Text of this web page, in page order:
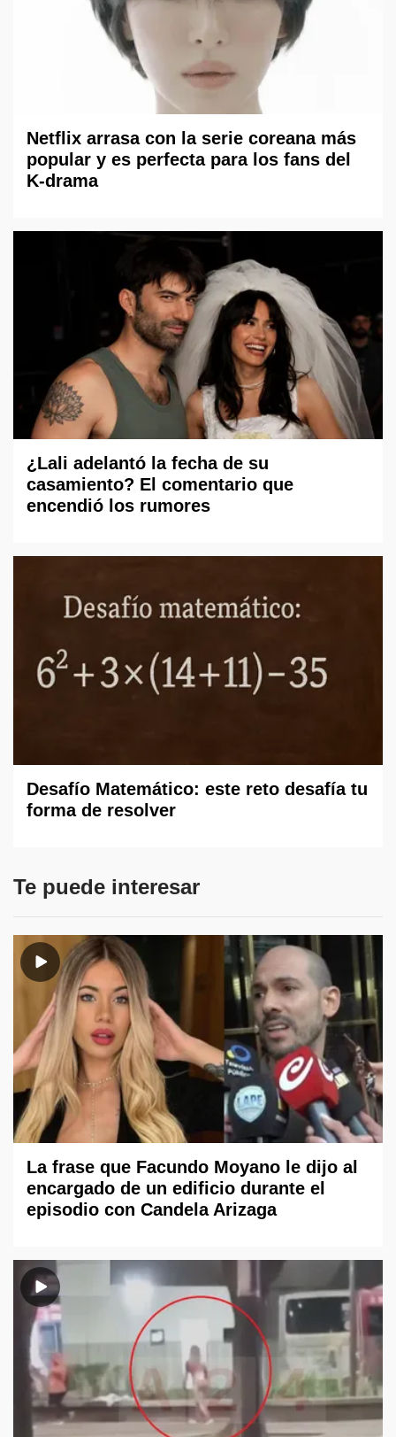
Netflix arrasa con la serie coreana más
popular y es perfecta para los fans del
K-drama
¿Lali adelantó la fecha de su
casamiento? El comentario que
encendió los rumores
Desafío Matemático: este reto desafía tu
forma de resolver
Te puede interesar
La frase que Facundo Moyano le dijo al
encargado de un edificio durante el
episodio con Candela Arizaga